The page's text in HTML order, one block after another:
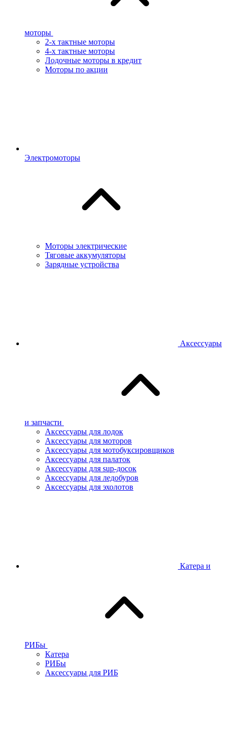
моторы
2-х тактные моторы
4-х тактные моторы
Лодочные моторы в кредит
Моторы по акции
Электромоторы
Моторы электрические
Тяговые аккумуляторы
Зарядные устройства
Аксессуары
и запчасти
Аксессуары для лодок
Аксессуары для моторов
Аксессуары для мотобуксировщиков
Аксессуары для палаток
Аксессуары для sup-досок
Аксессуары для ледобуров
Аксессуары для эхолотов
Катера и
РИБы
Катера
РИБы
Аксессуары для РИБ